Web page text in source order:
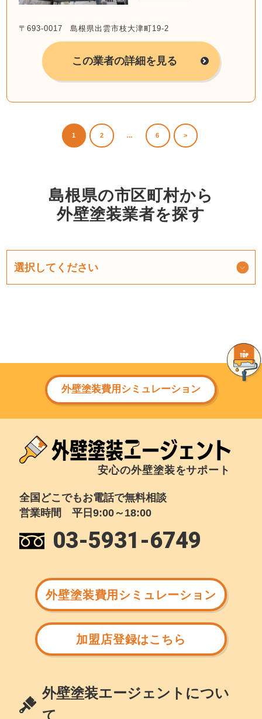
〒693-0017 島根県出雲市枝大津町19-2
この業者の詳細を見る
1 2 … 6 >
島根県の市区町村から
外壁塗装業者を探す
外壁塗装費用シミュレーション
安心の外壁塗装をサポート
全国どこでもお電話で無料相談
営業時間 平日9:00～18:00
03-5931-6749
外壁塗装費用シミュレーション
加盟店登録はこちら
外壁塗装エージェントについ
て